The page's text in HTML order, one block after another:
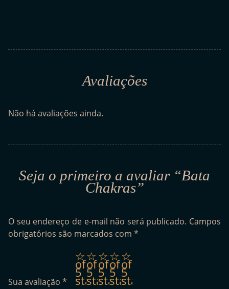
Avaliações
Não há avaliações ainda.
Seja o primeiro a avaliar “Bata
Chakras”
O seu endereço de e-mail não será publicado. Campos
obrigatórios são marcados com *
Sua avaliação *
1
of
5
stars
2
of
5
stars
3
of
5
stars
4
of
5
stars
of
5
stars